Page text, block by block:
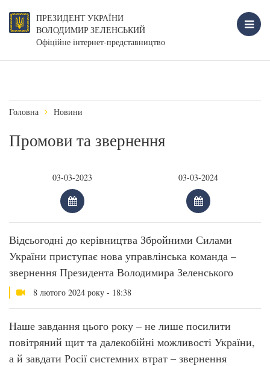
ПРЕЗИДЕНТ УКРАЇНИ
ВОЛОДИМИР ЗЕЛЕНСЬКИЙ
Офіційне інтернет-представництво
Головна Новини
Промови та звернення
Відсьогодні до керівництва Збройними Силами
України приступає нова управлінська команда –
звернення Президента Володимира Зеленського
8 лютого 2024 року - 18:38
Наше завдання цього року – не лише посилити
повітряний щит та далекобійні можливості України,
а й завдати Росії системних втрат – звернення